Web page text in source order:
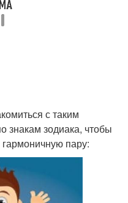
с таким
знакам зодиака, чтобы
пару: